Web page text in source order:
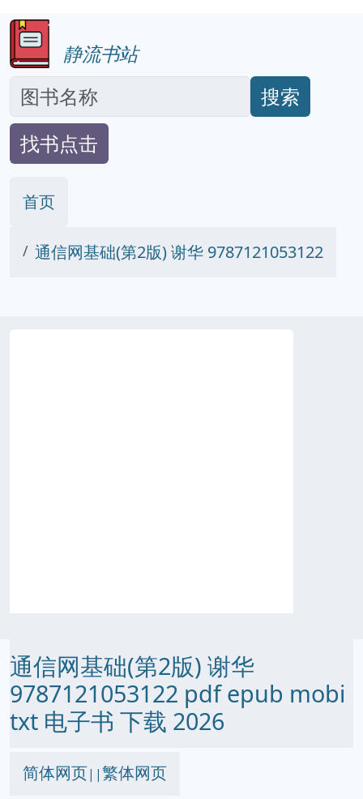
静流书站
搜索
找书点击
首页
通信网基础(第2版) 谢华 9787121053122
通信网基础(第2版) 谢华
9787121053122 pdf epub mobi
txt 电子书 下载 2026
简体网页||繁体网页